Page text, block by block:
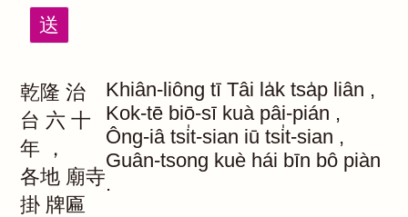
乾隆 治
台 六 十
年
，
各地 廟寺
掛 牌匾
Khiân-liông tī Tâi la̍k tsa̍p liân ,
Kok-tē biō-sī kuà pâi-pián ,
Ông-iâ tsi̍t-sian iū tsi̍t-sian ,
Guân-tsong kuè hái bīn bô piàn
.